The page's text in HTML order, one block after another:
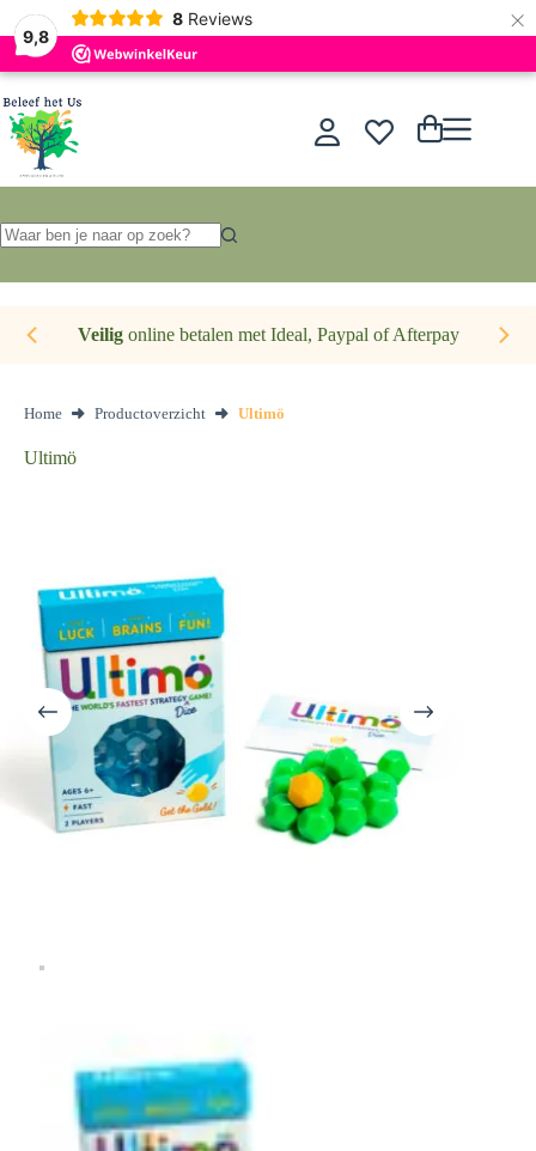
9,8
8 Reviews ×
Ga
naar
de
inhoud
Winkelwagen
resultaten
Veiligonline betalen met Ideal, Paypal of Afterpay
Home Productoverzicht Ultimö
Ultimö